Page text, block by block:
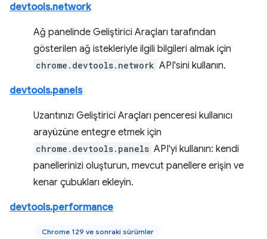
devtools.network
Ağ panelinde Geliştirici Araçları tarafından
gösterilen ağ istekleriyle ilgili bilgileri almak için
chrome.devtools.network API'sini kullanın.
devtools.panels
Uzantınızı Geliştirici Araçları penceresi kullanıcı
arayüzüne entegre etmek için
chrome.devtools.panels API'yi kullanın: kendi
panellerinizi oluşturun, mevcut panellere erişin ve
kenar çubukları ekleyin.
devtools.performance
Chrome 129 ve sonraki sürümler